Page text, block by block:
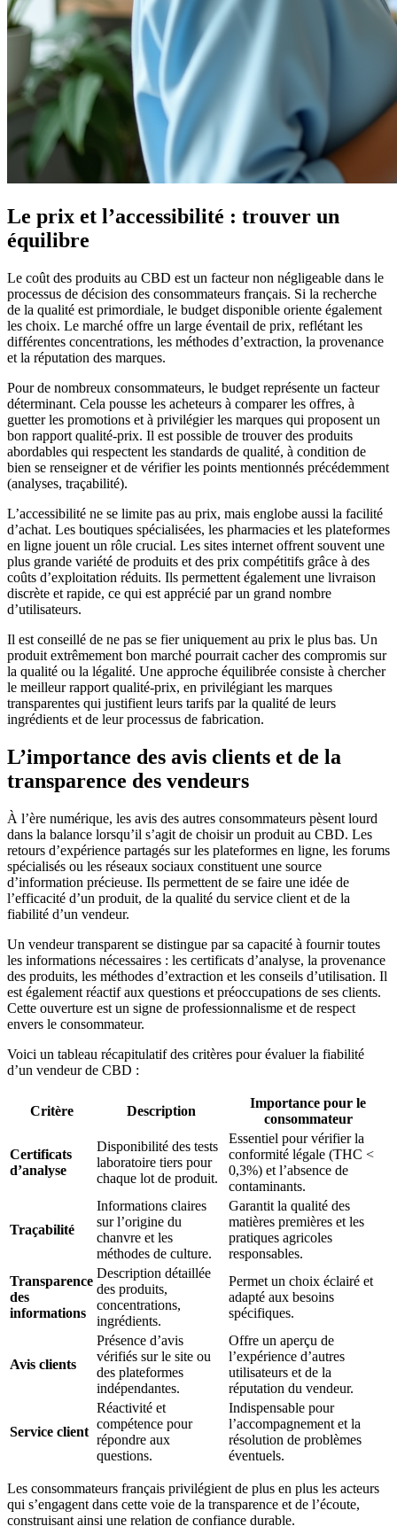
Le prix et l’accessibilité : trouver un
équilibre
Le coût des produits au CBD est un facteur non négligeable dans le
processus de décision des consommateurs français. Si la recherche
de la qualité est primordiale, le budget disponible oriente également
les choix. Le marché offre un large éventail de prix, reflétant les
différentes concentrations, les méthodes d’extraction, la provenance
et la réputation des marques.
Pour de nombreux consommateurs, le budget représente un facteur
déterminant. Cela pousse les acheteurs à comparer les offres, à
guetter les promotions et à privilégier les marques qui proposent un
bon rapport qualité-prix. Il est possible de trouver des produits
abordables qui respectent les standards de qualité, à condition de
bien se renseigner et de vérifier les points mentionnés précédemment
(analyses, traçabilité).
L’accessibilité ne se limite pas au prix, mais englobe aussi la facilité
d’achat. Les boutiques spécialisées, les pharmacies et les plateformes
en ligne jouent un rôle crucial. Les sites internet offrent souvent une
plus grande variété de produits et des prix compétitifs grâce à des
coûts d’exploitation réduits. Ils permettent également une livraison
discrète et rapide, ce qui est apprécié par un grand nombre
d’utilisateurs.
Il est conseillé de ne pas se fier uniquement au prix le plus bas. Un
produit extrêmement bon marché pourrait cacher des compromis sur
la qualité ou la légalité. Une approche équilibrée consiste à chercher
le meilleur rapport qualité-prix, en privilégiant les marques
transparentes qui justifient leurs tarifs par la qualité de leurs
ingrédients et de leur processus de fabrication.
L’importance des avis clients et de la
transparence des vendeurs
À l’ère numérique, les avis des autres consommateurs pèsent lourd
dans la balance lorsqu’il s’agit de choisir un produit au CBD. Les
retours d’expérience partagés sur les plateformes en ligne, les forums
spécialisés ou les réseaux sociaux constituent une source
d’information précieuse. Ils permettent de se faire une idée de
l’efficacité d’un produit, de la qualité du service client et de la
fiabilité d’un vendeur.
Un vendeur transparent se distingue par sa capacité à fournir toutes
les informations nécessaires : les certificats d’analyse, la provenance
des produits, les méthodes d’extraction et les conseils d’utilisation. Il
est également réactif aux questions et préoccupations de ses clients.
Cette ouverture est un signe de professionnalisme et de respect
envers le consommateur.
Voici un tableau récapitulatif des critères pour évaluer la fiabilité
d’un vendeur de CBD :
Critère Description
Importance pour le
consommateur
Certificats
d’analyse
Disponibilité des tests
laboratoire tiers pour
chaque lot de produit.
Essentiel pour vérifier la
conformité légale (THC <
0,3%) et l’absence de
contaminants.
Traçabilité
Informations claires
sur l’origine du
chanvre et les
méthodes de culture.
Garantit la qualité des
matières premières et les
pratiques agricoles
responsables.
Transparence
des
informations
Description détaillée
des produits,
concentrations,
ingrédients.
Permet un choix éclairé et
adapté aux besoins
spécifiques.
Avis clients
Présence d’avis
vérifiés sur le site ou
des plateformes
indépendantes.
Offre un aperçu de
l’expérience d’autres
utilisateurs et de la
réputation du vendeur.
Service client
Réactivité et
compétence pour
répondre aux
questions.
Indispensable pour
l’accompagnement et la
résolution de problèmes
éventuels.
Les consommateurs français privilégient de plus en plus les acteurs
qui s’engagent dans cette voie de la transparence et de l’écoute,
construisant ainsi une relation de confiance durable.